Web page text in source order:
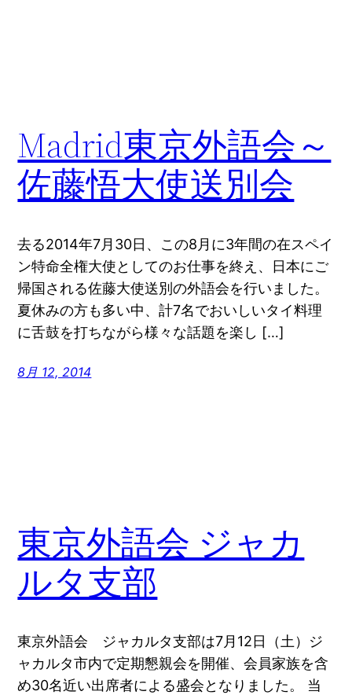
Madrid東京外語会～
佐藤悟大使送別会
去る2014年7月30日、この8月に3年間の在スペイ
ン特命全権大使としてのお仕事を終え、日本にご
帰国される佐藤大使送別の外語会を行いました。
夏休みの方も多い中、計7名でおいしいタイ料理
に舌鼓を打ちながら様々な話題を楽し […]
8月 12, 2014
東京外語会 ジャカ
ルタ支部
東京外語会 ジャカルタ支部は7月12日（土）ジ
ャカルタ市内で定期懇親会を開催、会員家族を含
め30名近い出席者による盛会となりました。 当